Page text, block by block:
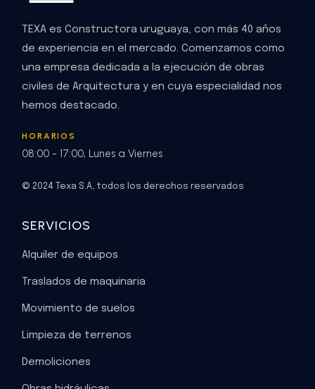
TEXA es Constructora uruguaya, con más 40 años
de experiencia en el mercado. Comenzamos como
una empresa dedicada a la ejecución de obras
civiles de Arquitectura y en cuya especialidad nos
hemos destacado.
HORARIOS
08:00 - 17:00, Lunes a Viernes
© 2024 Texa S.A, todos los derechos reservados
SERVICIOS
Alquiler de equipos
Traslados de maquinaria
Movimiento de suelos
Limpieza de terrenos
Demoliciones